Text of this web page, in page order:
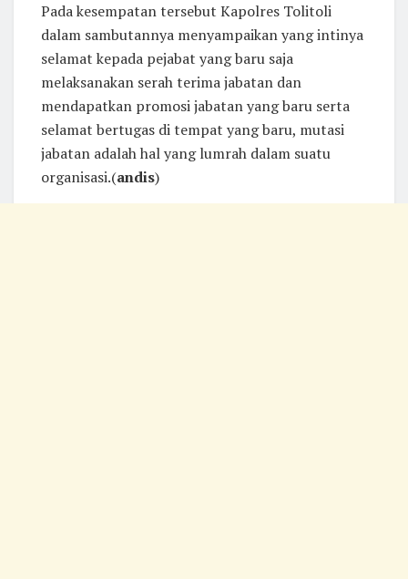
Pada kesempatan tersebut Kapolres Tolitoli
dalam sambutannya menyampaikan yang intinya
selamat kepada pejabat yang baru saja
melaksanakan serah terima jabatan dan
mendapatkan promosi jabatan yang baru serta
selamat bertugas di tempat yang baru, mutasi
jabatan adalah hal yang lumrah dalam suatu
organisasi.(andis)